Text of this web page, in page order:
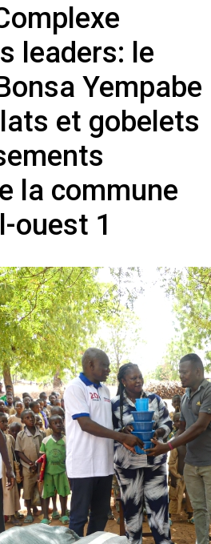
leaders: le
Yempabe
et gobelets
la commune
ouest 1